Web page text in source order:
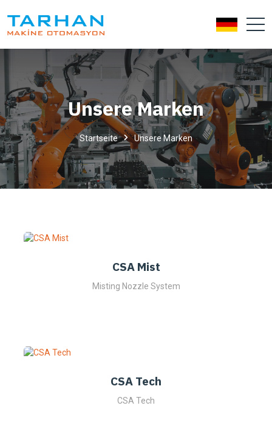
Unsere Marken
Startseite Unsere Marken
CSA Mist
Misting Nozzle System
CSA Tech
CSA Tech